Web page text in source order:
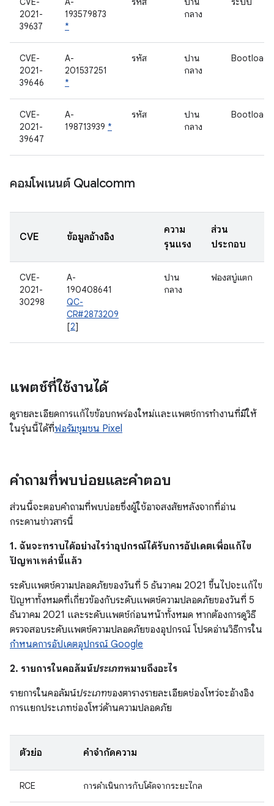
2021-
39637
193579873
*
กลาง
CVE-
2021-
39646
A-
201537251
*
รหัส
ปาน
กลาง
CVE-
2021-
39647
A-
198713939 *
รหัส
ปาน
กลาง
คอมโพเนนต์ Qualcomm
CVE ข้อมูลอ้างอิง
ความ
รุนแรง
ส่วน
ประกอบ
CVE-
2021-
30298
A-
190408641
QC-
CR#2873209
[2]
ปาน
กลาง
ฟองสบู่แตก
แพตช์ที่ใช้งานได้
ดูรายละเอียดการแก้ไขข้อบกพร่องใหม่และแพตช์การทํางานที่มีให้
ในรุ่นนี้ได้ที่ฟอรัมชุมชน Pixel
คำถามที่พบบ่อยและคำตอบ
ส่วนนี้จะตอบคำถามที่พบบ่อยซึ่งผู้ใช้อาจสงสัยหลังจากที่อ่าน
กระดานข่าวสารนี้
1. ฉันจะทราบได้อย่างไรว่าอุปกรณ์ได้รับการอัปเดตเพื่อแก้ไข
ปัญหาเหล่านี้แล้ว
ระดับแพตช์ความปลอดภัยของวันที่ 5 ธันวาคม 2021 ขึ้นไปจะแก้ไข
ปัญหาทั้งหมดที่เกี่ยวข้องกับระดับแพตช์ความปลอดภัยของวันที่ 5
ธันวาคม 2021 และระดับแพตช์ก่อนหน้าทั้งหมด หากต้องการดูวิธี
ตรวจสอบระดับแพตช์ความปลอดภัยของอุปกรณ์ โปรดอ่านวิธีการใน
กำหนดการอัปเดตอุปกรณ์ Google
2. รายการในคอลัมน์ประเภทหมายถึงอะไร
รายการในคอลัมน์ประเภทของตารางรายละเอียดช่องโหว่จะอ้างอิง
การแยกประเภทช่องโหว่ด้านความปลอดภัย
ตัวย่อ คำจำกัดความ
RCE การดำเนินการกับโค้ดจากระยะไกล